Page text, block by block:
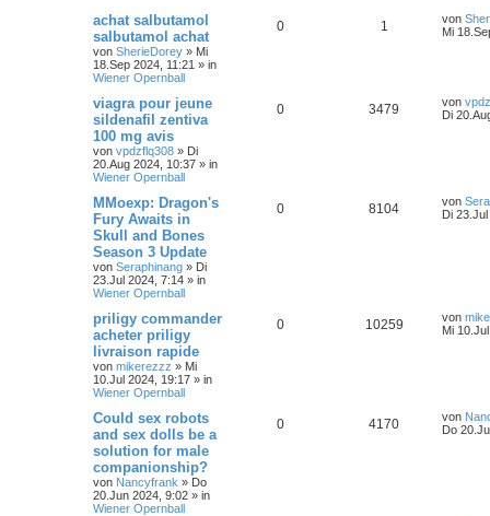
achat salbutamol
salbutamol achat
von SherieDorey » Mi
18.Sep 2024, 11:21 » in
Wiener Opernball
0 1 von
Mi
viagra pour jeune
sildenafil zentiva
100 mg avis
von vpdzflq308 » Di
20.Aug 2024, 10:37 » in
Wiener Opernball
0 3479 von
Di
MMoexp: Dragon's
Fury Awaits in
Skull and Bones
Season 3 Update
von Seraphinang » Di
23.Jul 2024, 7:14 » in
Wiener Opernball
0 8104 von
Di
priligy commander
acheter priligy
livraison rapide
von mikerezzz » Mi
10.Jul 2024, 19:17 » in
Wiener Opernball
0 10259 von
Mi
Could sex robots
and sex dolls be a
solution for male
companionship?
von Nancyfrank » Do
20.Jun 2024, 9:02 » in
Wiener Opernball
0 4170 von
Do